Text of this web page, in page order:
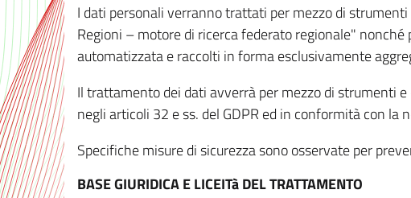
I dati personali verranno trattati per mezzo di
Regioni – motore di ricerca federato regionale"
automatizzata e raccolti in forma esclusivamente
Il trattamento dei dati avverrà per mezzo di strumenti
negli articoli 32 e ss. del GDPR ed in conformità con
Specifiche misure di sicurezza sono osservate per
BASE GIURIDICA E LICEITà DEL TRATTAMENTO